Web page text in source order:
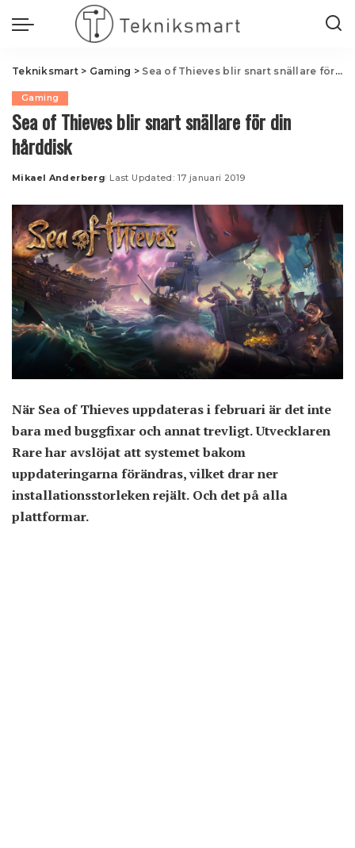
Tekniksmart> Gaming > Sea of Thieves blir snart snällare för din hårddisk
Gaming
Sea of Thieves blir snart snällare för din
hårddisk
Posted
Mikael Anderberg Last Updated: 17 januari 2019
När Sea of Thieves uppdateras i februari är det inte
bara med buggfixar och annat trevligt. Utvecklaren
Rare har avslöjat att systemet bakom
uppdateringarna förändras, vilket drar ner
installationsstorleken rejält. Och det på alla
plattformar.